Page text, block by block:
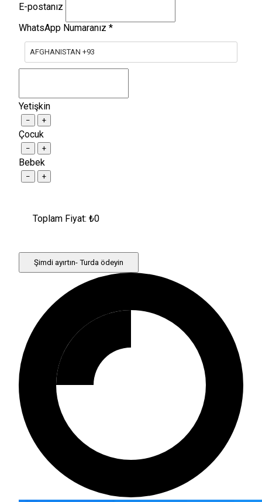
E-postanız
WhatsApp Numaranız *
AFGHANISTAN +93
Yetişkin
− +
Çocuk
− +
Bebek
− +
Toplam Fiyat: ₺0
Şimdi ayırtın- Turda ödeyin